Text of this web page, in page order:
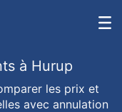
à Hurup
les prix et
avec annulation